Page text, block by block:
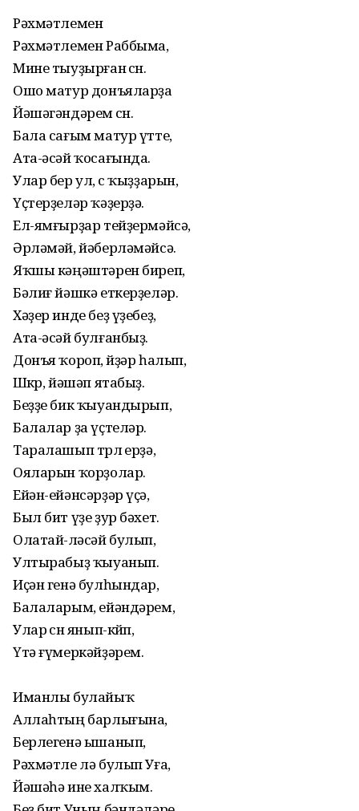
Рәхмәтлемен
Рәхмәтлемен Раббыма,
Мине тыуҙырған өсөн.
Ошо матур донъяларҙа
Йәшәгәндәрем өсөн.
Бала сағым матур үтте,
Ата-әсәй ҡосағында.
Улар бер ул, өс ҡыҙҙарын,
Үҫтерҙеләр ҡәҙерҙә.
Ел-ямғырҙар тейҙермәйсә,
Әрләмәй, йәберләмәйсә.
Яҡшы кәңәштәрен биреп,
Бәлиғ йәшкә еткерҙеләр.
Хәҙер инде беҙ үҙебеҙ,
Ата-әсәй булғанбыҙ.
Донъя ҡороп, өйҙәр һалып,
Шөкөр, йәшәп ятабыҙ.
Беҙҙе бик ҡыуандырып,
Балалар ҙа үҫтеләр.
Таралашып төрлө ерҙә,
Ояларын ҡорҙолар.
Ейән-ейәнсәрҙәр үҫә,
Был бит үҙе ҙур бәхет.
Олатай-өләсәй булып,
Ултырабыҙ ҡыуанып.
Иҫән генә булһындар,
Балаларым, ейәндәрем,
Улар өсөн янып-көйөп,
Үтә ғүмеркәйҙәрем.
Иманлы булайыҡ
Аллаһтың барлығына,
Берлегенә ышанып,
Рәхмәтле лә булып Уға,
Йәшәһә ине халҡым.